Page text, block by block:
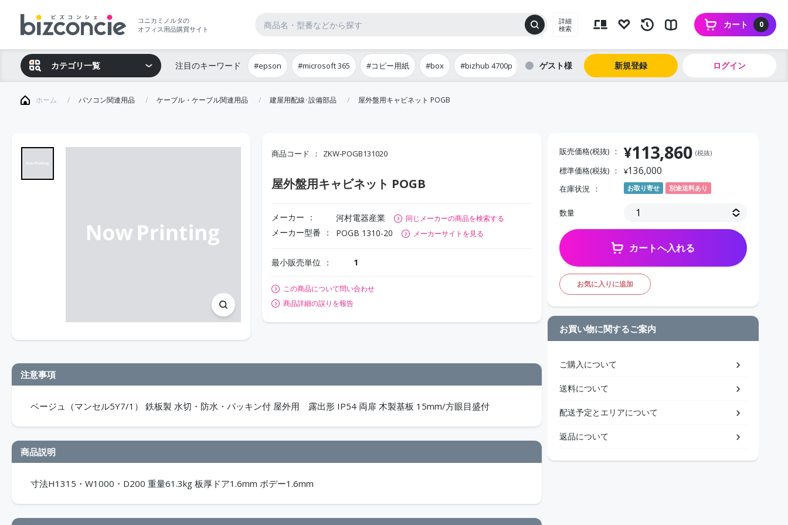
コニカミノルタの
オフィス用品購買サイト
詳細
検索
0
カート
カテゴリ一覧 注目のキーワード #epson #microsoft 365 #コピー用紙 #box #bizhub 4700p ゲスト 新規登録 ログイン
ホーム パソコン関連用品 ケーブル・ケーブル関連用品 建屋用配線･設備部品 屋外盤用キャビネット POGB
商品コード ZKW-POGB131020
屋外盤用キャビネット POGB
メーカー 河村電器産業 同じメーカーの商品を検索する
メーカー型番 POGB 1310-20 メーカーサイトを見る
最小販売単位 1
この商品について問い合わせ
商品詳細の誤りを報告
注意事項
ベージュ（マンセル5Y7/1） 鉄板製 水切・防水・パッキン付 屋外用 露出形 IP54 両扉 木製基板 15mm/方眼目盛付
商品説明
寸法H1315・W1000・D200 重量61.3kg 板厚ドア1.6mm ボデー1.6mm
販売価格(税抜) ¥113,860 (税抜)
標準価格(税抜) ¥136,000
在庫状況 お取り寄せ 別途送料あり
数量
カートへ入れる
お気に入りに追加
お買い物に関するご案内
ご購入について
送料について
配送予定とエリアについて
返品について